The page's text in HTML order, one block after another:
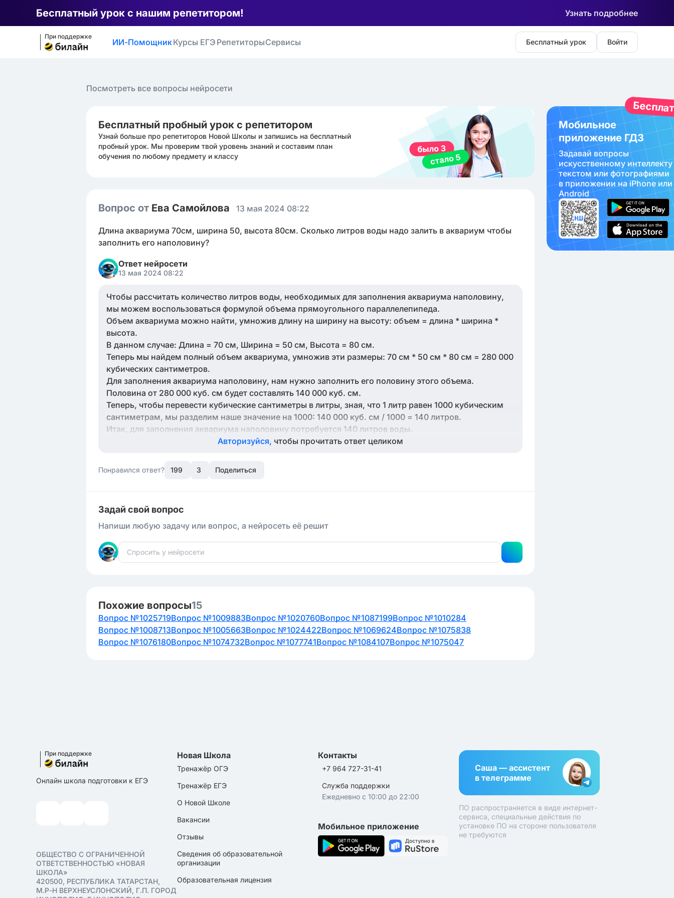
Бесплатный урок с нашим репетитором! Узнать подробнее
При поддержке
ИИ-ПомощникКурсы ЕГЭ РепетиторыСервисы Бесплатный урок Войти
Посмотреть все вопросы нейросети
Бесплатный пробный урок с репетитором
Узнай больше про репетиторов Новой Школы и запишись на бесплатный
пробный урок. Мы проверим твой уровень знаний и составим план
обучения по любому предмету и классу
Вопрос от Ева Самойлова 13 мая 2024 08:22
Длина аквариума 70см, ширина 50, высота 80см. Сколько литров воды надо залить в аквариум чтобы
заполнить его наполовину?
Ответ нейросети
13 мая 2024 08:22
Чтобы рассчитать количество литров воды, необходимых для заполнения аквариума наполовину,
мы можем воспользоваться формулой объема прямоугольного параллелепипеда.
Объем аквариума можно найти, умножив длину на ширину на высоту: объем = длина * ширина *
высота.
В данном случае: Длина = 70 см, Ширина = 50 см, Высота = 80 см.
Теперь мы найдем полный объем аквариума, умножив эти размеры: 70 см * 50 см * 80 см = 280 000
кубических сантиметров.
Для заполнения аквариума наполовину, нам нужно заполнить его половину этого объема.
Половина от 280 000 куб. см будет составлять 140 000 куб. см.
Теперь, чтобы перевести кубические сантиметры в литры, зная, что 1 литр равен 1000 кубическим
сантиметрам, мы разделим наше значение на 1000: 140 000 куб. см / 1000 = 140 литров.
Итак, для заполнения аквариума наполовину потребуется 140 литров воды.
Авторизуйся, чтобы прочитать ответ целиком
Понравился ответ? 199 3 Поделиться
Задай свой вопрос
Напиши любую задачу или вопрос, а нейросеть её решит
Похожие вопросы15
Вопрос №1025719Вопрос №1009883Вопрос №1020760Вопрос №1087199Вопрос №1010284
Вопрос №1008713Вопрос №1005663Вопрос №1024422Вопрос №1069624Вопрос №1075838
Вопрос №1076180Вопрос №1074732Вопрос №1077741Вопрос №1084107Вопрос №1075047
Мобильное
приложение ГДЗ
Задавай вопросы
искуcственному интеллекту
текстом или фотографиями
в приложении на iPhone или
Android
При поддержке
Онлайн школа подготовки к ЕГЭ
ОБЩЕСТВО С ОГРАНИЧЕННОЙ
ОТВЕТСТВЕННОСТЬЮ «НОВАЯ
ШКОЛА»
420500, РЕСПУБЛИКА ТАТАРСТАН,
М.Р-Н ВЕРХНЕУСЛОНСКИЙ, Г.П. ГОРОД
Новая Школа
Тренажёр ОГЭ
Тренажёр ЕГЭ
О Новой Школе
Вакансии
Отзывы
Сведения об образовательной
организации
Образовательная лицензия
Контакты
+7 964 727-31-41
Служба поддержки
Ежедневно с 10:00 до 22:00
Мобильное приложение
Саша — ассистент
в телеграмме
ПО распространяется в виде интернет-
сервиса, специальные действия по
установке ПО на стороне пользователя
не требуются